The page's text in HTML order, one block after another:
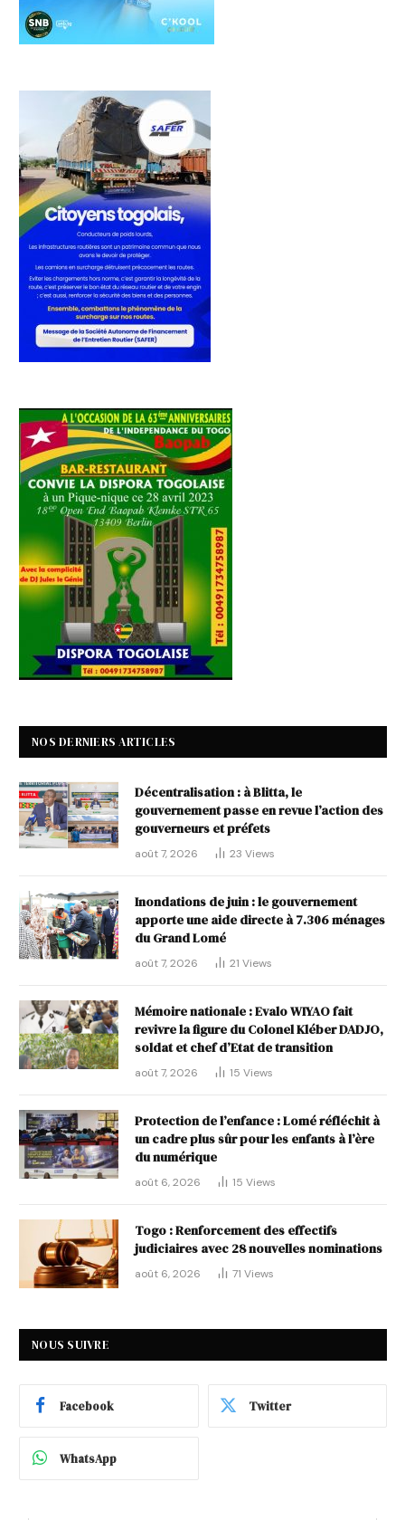
NOS DERNIERS ARTICLES
Décentralisation : à Blitta, le
gouvernement passe en revue l’action des
gouverneurs et préfets
août 7, 2026 23 Views
Inondations de juin : le gouvernement
apporte une aide directe à 7.306 ménages
du Grand Lomé
août 7, 2026 21 Views
Mémoire nationale : Evalo WIYAO fait
revivre la figure du Colonel Kléber DADJO,
soldat et chef d’Etat de transition
août 7, 2026 15 Views
Protection de l’enfance : Lomé réfléchit à
un cadre plus sûr pour les enfants à l’ère
du numérique
août 6, 2026 15 Views
Togo : Renforcement des effectifs
judiciaires avec 28 nouvelles nominations
août 6, 2026 71 Views
NOUS SUIVRE
Facebook Twitter
WhatsApp